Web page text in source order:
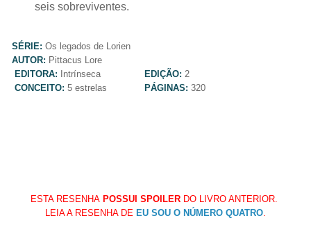
seis sobreviventes.
SÉRIE: Os legados de Lorien
AUTOR: Pittacus Lore
EDITORA: Intrínseca EDIÇÃO: 2
CONCEITO:5 estrelas PÁGINAS: 320
ESTA RESENHA POSSUI SPOILER DO LIVRO ANTERIOR.
LEIA A RESENHA DE EU SOU O NÚMERO QUATRO.